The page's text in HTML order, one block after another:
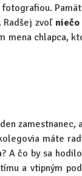
Radšej zvoľ
mena chlapca,
zamestnanec,
máte
A čo by sa
a vtipným